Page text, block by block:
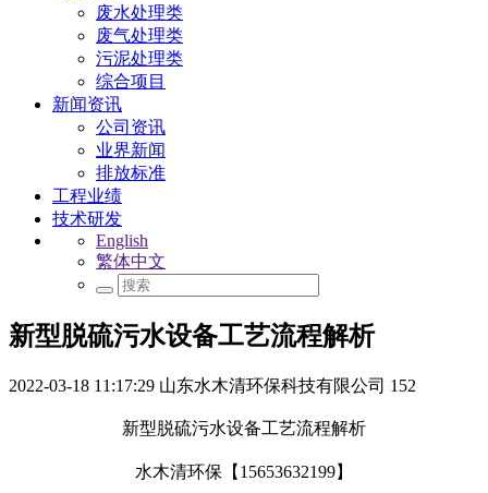
废水处理类
废气处理类
污泥处理类
综合项目
新闻资讯
公司资讯
业界新闻
排放标准
工程业绩
技术研发
English
繁体中文
新型脱硫污水设备工艺流程解析
2022-03-18 11:17:29 山东水木清环保科技有限公司 152
新型脱硫污水设备工艺流程解析
水木清环保【15653632199】